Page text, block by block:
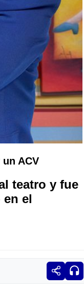
ACV
teatro y fue
el